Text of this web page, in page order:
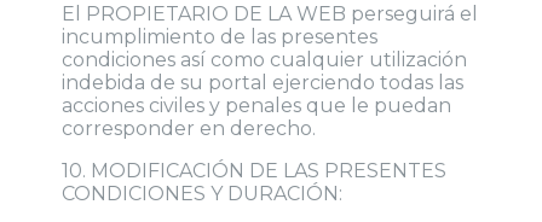
El PROPIETARIO DE LA WEB perseguirá el
incumplimiento de las presentes
condiciones así como cualquier utilización
indebida de su portal ejerciendo todas las
acciones civiles y penales que le puedan
corresponder en derecho.
10. MODIFICACIÓN DE LAS PRESENTES
CONDICIONES Y DURACIÓN: